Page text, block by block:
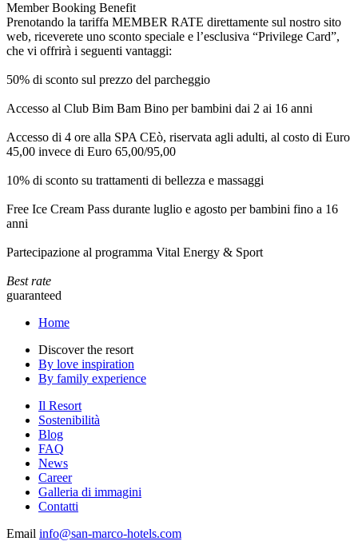
Member Booking Benefit
Prenotando la tariffa MEMBER RATE direttamente sul nostro sito
web, riceverete uno sconto speciale e l’esclusiva “Privilege Card”,
che vi offrirà i seguenti vantaggi:
50% di sconto sul prezzo del parcheggio
Accesso al Club Bim Bam Bino per bambini dai 2 ai 16 anni
Accesso di 4 ore alla SPA CEò, riservata agli adulti, al costo di Euro
45,00 invece di Euro 65,00/95,00
10% di sconto su trattamenti di bellezza e massaggi
Free Ice Cream Pass durante luglio e agosto per bambini fino a 16
anni
Partecipazione al programma Vital Energy & Sport
Best rate
guaranteed
Home
Discover the resort
By love inspiration
By family experience
Il Resort
Sostenibilità
Blog
FAQ
News
Career
Galleria di immagini
Contatti
Email info@san-marco-hotels.com